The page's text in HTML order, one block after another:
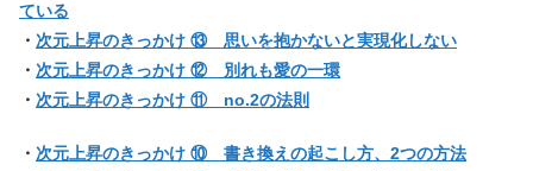
ている
・ 次元上昇のきっかけ ⑬ 思いを抱かないと実現化しない
・ 次元上昇のきっかけ ⑫ 別れも愛の一環
・ 次元上昇のきっかけ ⑪ no.2の法則
・ 次元上昇のきっかけ ⑩ 書き換えの起こし方、2つの方法